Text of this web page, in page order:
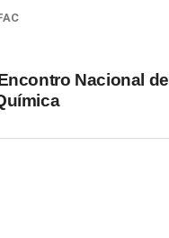
Nacional de